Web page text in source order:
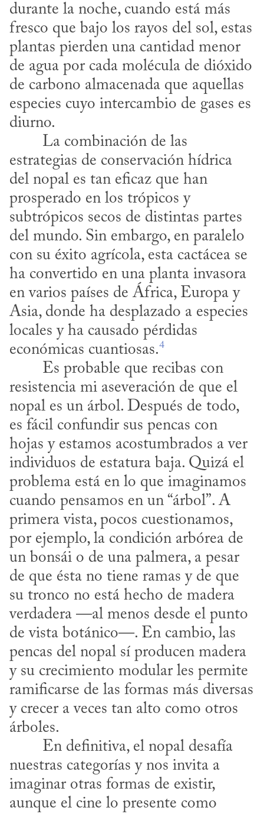
durante la noche, cuando está más
fresco que bajo los rayos del sol, estas
plantas pierden una cantidad menor
de agua por cada molécula de dióxido
de carbono almacenada que aquellas
especies cuyo intercambio de gases es
diurno.
estrategias de conservación hídrica
del nopal es tan eficaz que han
prosperado en los trópicos y
subtrópicos secos de distintas partes
del mundo. Sin embargo, en paralelo
con su éxito agrícola, esta cactácea se
ha convertido en una planta invasora
en varios países de África, Europa y
Asia, donde ha desplazado a especies
locales y ha causado pérdidas
económicas cuantiosas.4
resistencia mi aseveración de que el
nopal es un árbol. Después de todo,
es fácil confundir sus pencas con
hojas y estamos acostumbrados a ver
individuos de estatura baja. Quizá el
problema está en lo que imaginamos
cuando pensamos en un “árbol”. A
primera vista, pocos cuestionamos,
por ejemplo, la condición arbórea de
un bonsái o de una palmera, a pesar
de que ésta no tiene ramas y de que
su tronco no está hecho de madera
verdadera —al menos desde el punto
de vista botánico—. En cambio, las
pencas del nopal sí producen madera
y su crecimiento modular les permite
ramificarse de las formas más diversas
y crecer a veces tan alto como otros
árboles.
nuestras categorías y nos invita a
imaginar otras formas de existir,
aunque el cine lo presente como